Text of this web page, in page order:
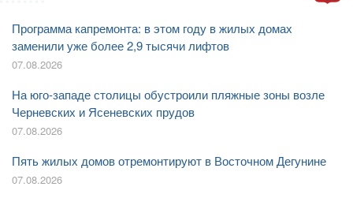
Программа капремонта: в этом году в жилых домах
заменили уже более 2,9 тысячи лифтов
07.08.2026
На юго-западе столицы обустроили пляжные зоны возле
Черневских и Ясеневских прудов
07.08.2026
Пять жилых домов отремонтируют в Восточном Дегунине
07.08.2026